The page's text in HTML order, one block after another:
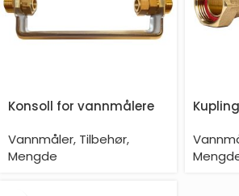
Konsoll for vannmålere
Vannmåler, Tilbehør,
Mengde